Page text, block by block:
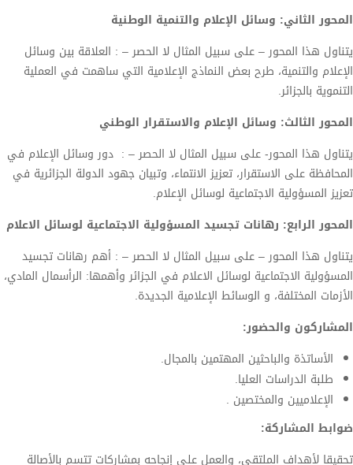
المحور الثاني: وسائل الإعلام والتنمية الوطنية
يتناول هذا المحور – على سبيل المثال لا الحصر – : العلاقة بين وسائل
الإعلام والتنمية، طرح بعض النماذج الإعلامية التي ساهمت في العملية
التنموية بالجزائر.
المحور الثالث: وسائل الإعلام والاستقرار الوطني
يتناول هذا المحور- على سبيل المثال لا الحصر – : دور وسائل الإعلام في
المحافظة على الاستقرار، تعزيز الانتماء، وتبيان جهود الدولة الجزائرية في
تعزيز المسؤولية الاجتماعية لوسائل الإعلام.
المحور الرابع: رهانات تجسيد المسؤولية الاجتماعية لوسائل الاعلام
يتناول هذا المحور – على سبيل المثال لا الحصر – : أهم رهانات تجسيد
المسؤولية الاجتماعية لوسائل الاعلام في الجزائر وأهمها: الرأسمال المادي،
الأزمات المختلفة، و الوسائط الإعلامية الجديدة.
المشاركون والحضور:
الأساتذة والباحثين المهتمين بالمجال.
طلبة الدراسات العليا.
الإعلاميين والمختصين .
ضوابط المشاركة:
تحقيقا لأهداف الملتقى، والعمل على إنجاحه بمشاركات تتسم بالأصالة